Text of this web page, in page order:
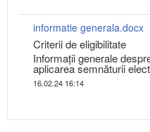
informatie generala.docx
Criterii de eligibilitate
Informații generale
aplicarea semnăturii
16.02.24 16:14